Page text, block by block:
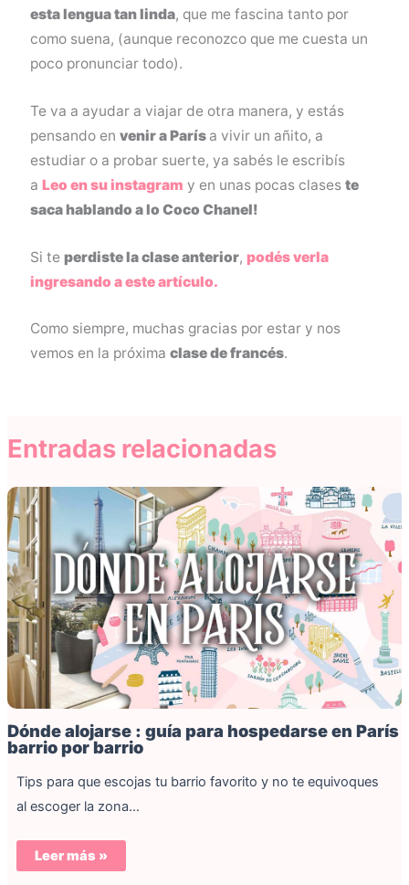
esta lengua tan linda, que me fascina tanto por
como suena, (aunque reconozco que me cuesta un
poco pronunciar todo).
Te va a ayudar a viajar de otra manera, y estás
pensando envenir a París a vivir un añito, a
estudiar o a probar suerte, ya sabés le escribís
aLeo en su instagram y en unas pocas claseste
saca hablando a lo Coco Chanel!
Si teperdiste la clase anterior,podés verla
ingresando a este artículo.
Como siempre, muchas gracias por estar y nos
vemos en la próximaclase de francés.
Entradas relacionadas
Dónde alojarse : guía para hospedarse en París
barrio por barrio
Tips para que escojas tu barrio favorito y no te equivoques
al escoger la zona…
Leer más »